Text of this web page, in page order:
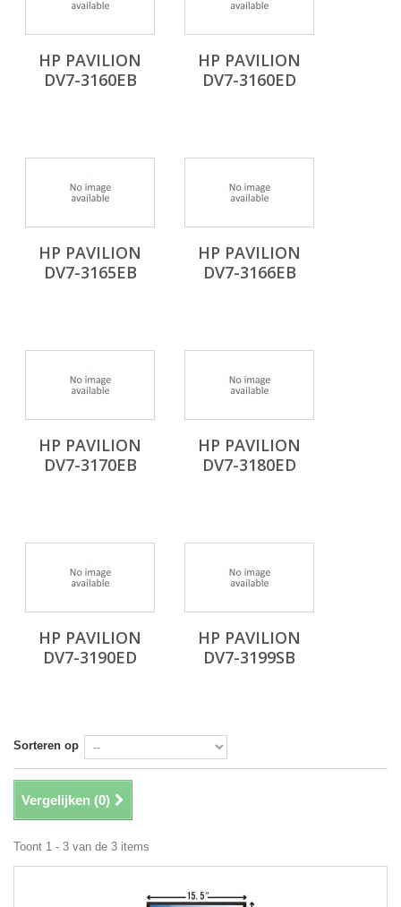
HP PAVILION
DV7-3160EB
HP PAVILION
DV7-3160ED
HP PAVILION
DV7-3165EB
HP PAVILION
DV7-3166EB
HP PAVILION
DV7-3170EB
HP PAVILION
DV7-3180ED
HP PAVILION
DV7-3190ED
HP PAVILION
DV7-3199SB
Sorteren op
Vergelijken (0)
Toont 1 - 3 van de 3 items